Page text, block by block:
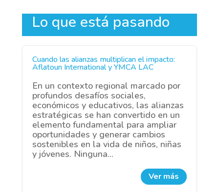
Lo que está pasando
Cuando las alianzas multiplican el impacto:
Aflatoun International y YMCA LAC
En un contexto regional marcado por
profundos desafíos sociales,
económicos y educativos, las alianzas
estratégicas se han convertido en un
elemento fundamental para ampliar
oportunidades y generar cambios
sostenibles en la vida de niños, niñas
y jóvenes. Ninguna...
Ver más